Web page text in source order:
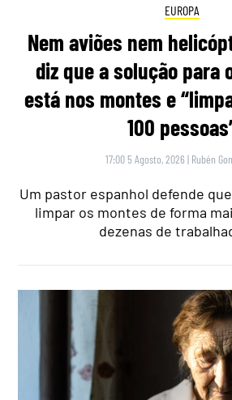
EUROPA
Nem aviões nem
diz que a solução para
está nos montes e
100
17:00 5 Agosto, 2026 | Rubén
Um pastor espanhol defende
limpar os montes de forma
dezenas de